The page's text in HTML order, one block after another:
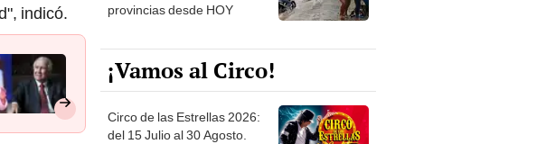
indicó.
provincias desde HOY
¡Vamos al Circo!
Circo de las Estrellas 2026:
del 15 Julio al 30 Agosto.